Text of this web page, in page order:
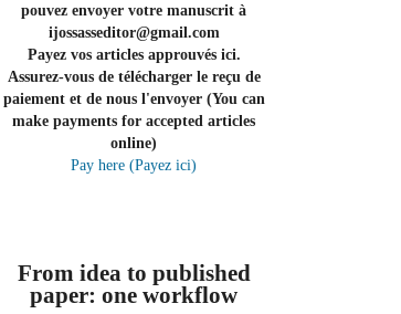
pouvez envoyer votre manuscrit à
ijossasseditor@gmail.com
Payez vos articles approuvés ici.
Assurez-vous de télécharger le reçu de
paiement et de nous l'envoyer (You can
make payments for accepted articles
online)
Pay here (Payez ici)
From idea to published
paper: one workflow